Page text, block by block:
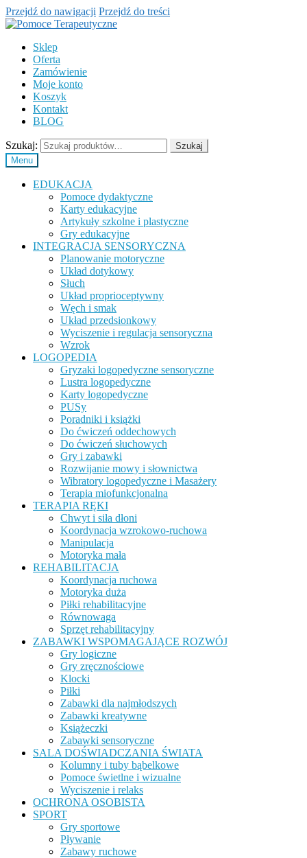
Przejdź do nawigacji Przejdź do treści
Sklep
Oferta
Zamówienie
Moje konto
Koszyk
Kontakt
BLOG
Szukaj:
Szukaj
Menu
EDUKACJA
Pomoce dydaktyczne
Karty edukacyjne
Artykuły szkolne i plastyczne
Gry edukacyjne
INTEGRACJA SENSORYCZNA
Planowanie motoryczne
Układ dotykowy
Słuch
Układ proprioceptywny
Węch i smak
Układ przedsionkowy
Wyciszenie i regulacja sensoryczna
Wzrok
LOGOPEDIA
Gryzaki logopedyczne sensoryczne
Lustra logopedyczne
Karty logopedyczne
PUSy
Poradniki i książki
Do ćwiczeń oddechowych
Do ćwiczeń słuchowych
Gry i zabawki
Rozwijanie mowy i słownictwa
Wibratory logopedyczne i Masażery
Terapia miofunkcjonalna
TERAPIA RĘKI
Chwyt i siła dłoni
Koordynacja wzrokowo-ruchowa
Manipulacja
Motoryka mała
REHABILITACJA
Koordynacja ruchowa
Motoryka duża
Piłki rehabilitacyjne
Równowaga
Sprzęt rehabilitacyjny
ZABAWKI WSPOMAGAJĄCE ROZWÓJ
Gry logiczne
Gry zręcznościowe
Klocki
Piłki
Zabawki dla najmłodszych
Zabawki kreatywne
Książeczki
Zabawki sensoryczne
SALA DOŚWIADCZANIA ŚWIATA
Kolumny i tuby bąbelkowe
Pomoce świetlne i wizualne
Wyciszenie i relaks
OCHRONA OSOBISTA
SPORT
Gry sportowe
Pływanie
Zabawy ruchowe